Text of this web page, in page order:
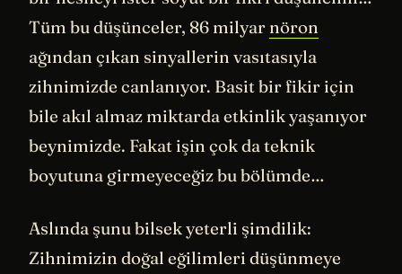
Tüm bu düşünceler, 86 milyar nöron
ağından çıkan sinyallerin vasıtasıyla
zihnimizde canlanıyor. Basit bir fikir için
bile akıl almaz miktarda etkinlik yaşanıyor
beynimizde. Fakat işin çok da teknik
boyutuna girmeyeceğiz bu bölümde…
Aslında şunu bilsek yeterli şimdilik:
Zihnimizin doğal eğilimleri düşünmeye